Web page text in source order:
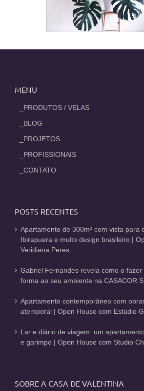
MENU
_PRODUTOS / VELAS
_BLOG
_PROJETOS
_PROFISSIONAIS
_CONTATO
POSTS RECENTES
Apartamento de 300m² com vista para
Ibirapuera e muito design brasileiro |
Veridiana Peres
Gabriel Fernandes revela como o fazer
forma ao seu ambiente na CASACOR
Apartamento contemporâneo com
atemporal | Open House com Estúdio
Lar e diário de viagem: um
e garimpo | Open House com Studio
SOBRE A CASA DE VALENTINA